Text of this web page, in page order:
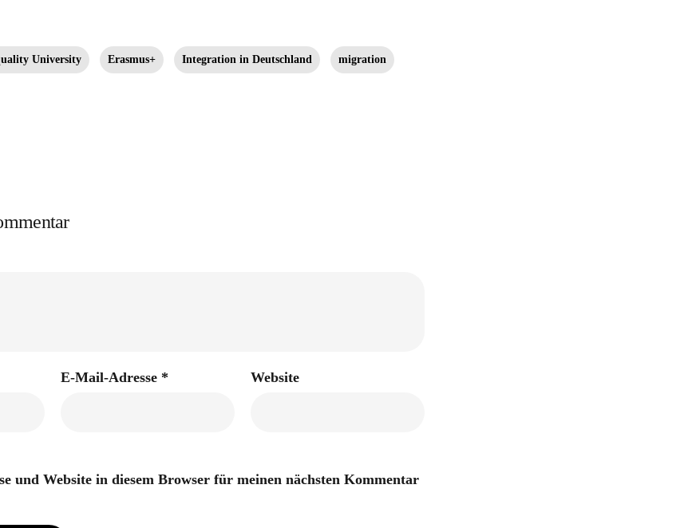
University Erasmus+ Integration in Deutschland migration
E-Mail-Adresse * Website
und Website in diesem Browser für meinen nächsten Kommentar